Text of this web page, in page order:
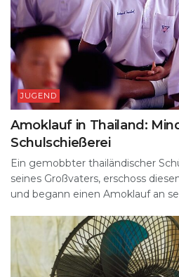
JUGEND
Amoklauf in Thailand:
Schulschießerei
Ein gemobbter thailändischer
seines Großvaters, erschoss
und begann einen Amoklauf an